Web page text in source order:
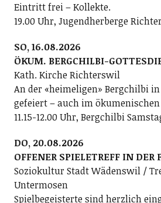
Eintritt frei – Kollekte.
19.00 Uhr, Jugendherberge
SO, 16.08.2026
ÖKUM. BERGCHILBI-
Kath. Kirche Richterswil
An der «heimeligen» Bergchilbi
gefeiert – auch im
11.15-12.00 Uhr, Bergchilbi
DO, 20.08.2026
OFFENER SPIELETREFF IN DER
Soziokultur Stadt Wädenswil /
Untermosen
Spielbegeisterte sind herzlich